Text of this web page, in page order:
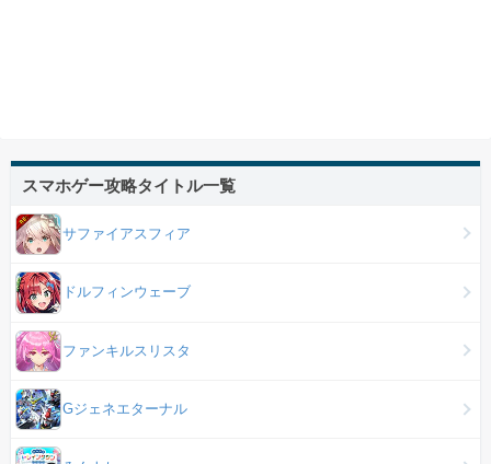
スマホゲー攻略タイトル一覧
サファイアスフィア
ドルフィンウェーブ
ファンキルスリスタ
Gジェネエターナル